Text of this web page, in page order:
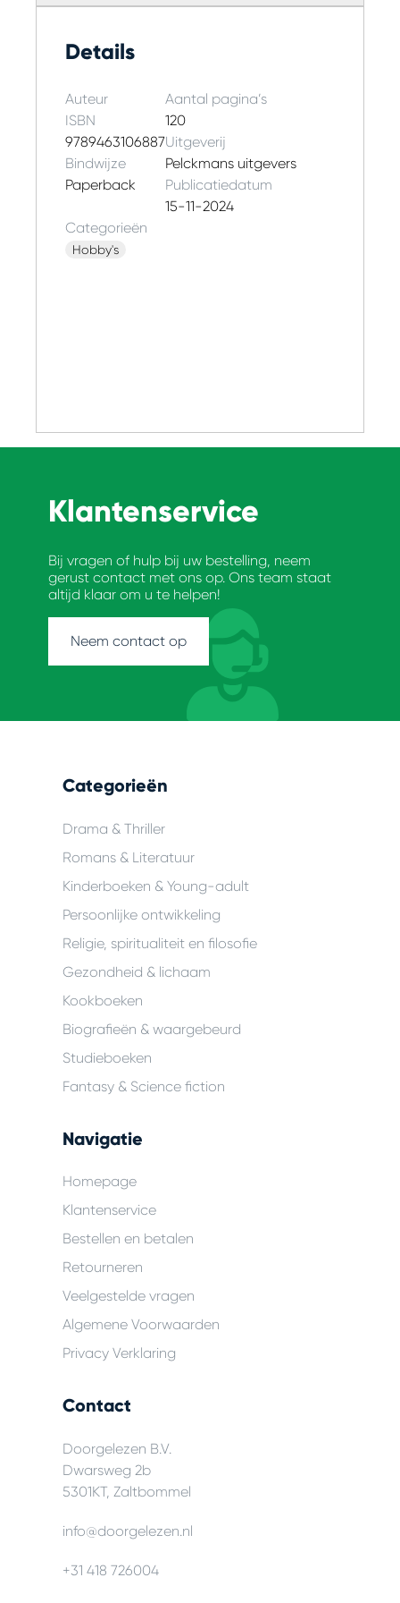
Details
Auteur
ISBN
9789463106887
Bindwijze
Paperback
Aantal pagina’s
120
Uitgeverij
Pelckmans uitgevers
Publicatiedatum
15-11-2024
Categorieën
Hobby's
Klantenservice
Bij vragen of hulp bij uw bestelling, neem
gerust contact met ons op. Ons team staat
altijd klaar om u te helpen!
Neem contact op
Categorieën
Drama & Thriller
Romans & Literatuur
Kinderboeken & Young-adult
Persoonlijke ontwikkeling
Religie, spiritualiteit en filosofie
Gezondheid & lichaam
Kookboeken
Biografieën & waargebeurd
Studieboeken
Fantasy & Science fiction
Navigatie
Homepage
Klantenservice
Bestellen en betalen
Retourneren
Veelgestelde vragen
Algemene Voorwaarden
Privacy Verklaring
Contact
Doorgelezen B.V.
Dwarsweg 2b
5301KT, Zaltbommel
info@doorgelezen.nl
+31 418 726004